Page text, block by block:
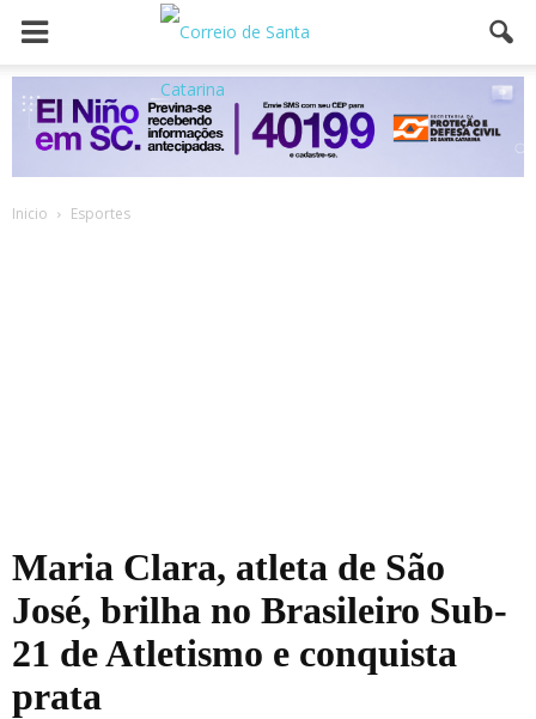
Inicio Esportes
Maria Clara, atleta de São
José, brilha no Brasileiro Sub-
21 de Atletismo e conquista
prata